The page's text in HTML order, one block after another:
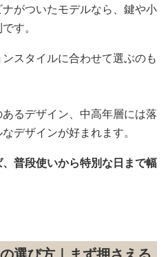
がついたモデルなら、鍵や小
す。
スタイルに合わせて選ぶのも
るデザイン、中高年層には落
デザインが好まれます。
普段使いから特別な日まで幅